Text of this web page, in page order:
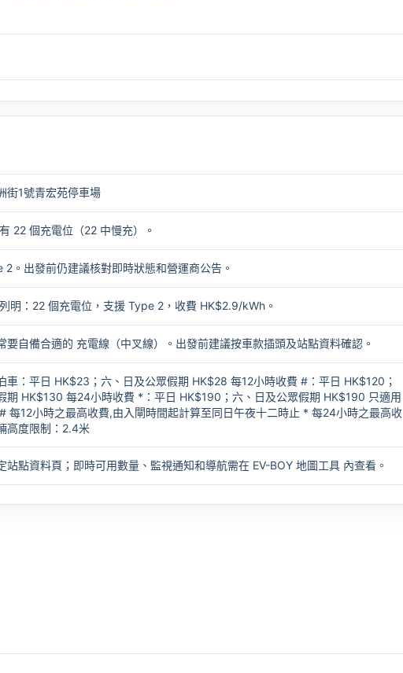
街1號青宏苑停車場
22 個充電位（22 中慢充）。
2。出發前仍建議核對即時狀態和營運商公告。
明：22 個充電位，支援 Type 2，收費 HK$2.9/kWh。
要自備合適的 充電線（中叉線） 。出發前建議按車款插頭及站點資料確認。
車：平日 HK$23；六、日及公眾假期 HK$28 每12小時收費 #：平日 HK$120；
期 HK$130 每24小時收費 *：平日 HK$190；六、日及公眾假期 HK$190 只適用
每12小時之最高收費,由入閘時間起計算至同日午夜十二時止 * 每24小時之最高收
高度限制：2.4米
站點資料頁；即時可用數量、監視通知和導航需在 EV-BOY 地圖工具 內查看。